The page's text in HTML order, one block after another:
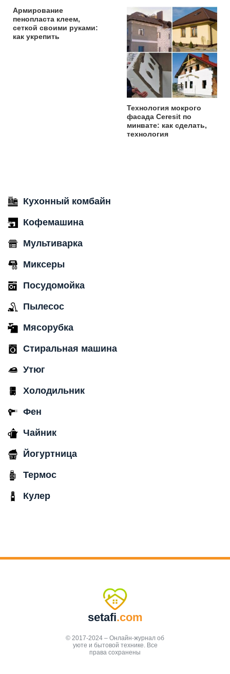
Армирование
пенопласта клеем,
сеткой своими руками:
как укрепить
Технология мокрого
фасада Ceresit по
минвате: как сделать,
технология
Кухонный комбайн
Кофемашина
Мультиварка
Миксеры
Посудомойка
Пылесос
Мясорубка
Стиральная машина
Утюг
Холодильник
Фен
Чайник
Йогуртница
Термос
Кулер
setafi.com
© 2017-2024 – Онлайн-журнал об
уюте и бытовой технике. Все
права сохранены